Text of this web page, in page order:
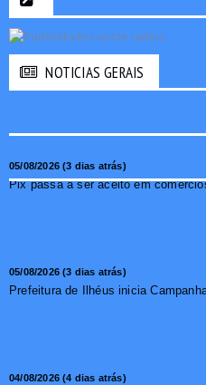
NOTICIAS GERAIS
05/08/2026 (3 dias atrás)
05/08/2026 (3 dias atrás)
04/08/2026 (4 dias atrás)